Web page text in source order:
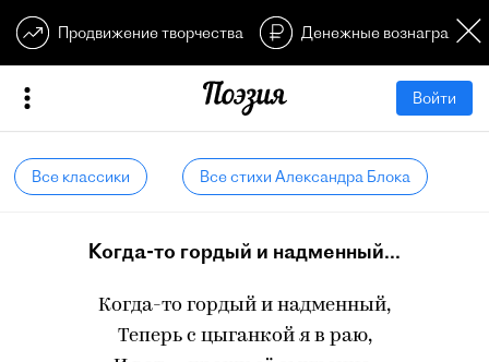
Продвижение творчества Денежные
Войти
Все классики Все стихи Александра Блока
Когда-то гордый и надменный...
Когда-то гордый и надменный,
Теперь с цыганкой я в раю,